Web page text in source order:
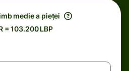
medie a pieței
= 103.200 LBP